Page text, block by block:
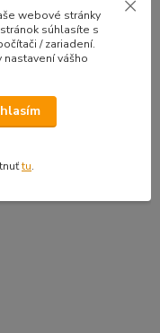
Na sklade |
zadarmo
košíka
39,90
32,44 EUR
webové stránky
súhlasíte s
/ zariadení.
vášho
tu.